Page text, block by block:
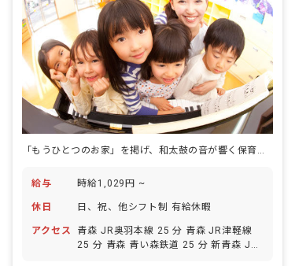
給与 時給1,029円 ~
休日 日、祝、他シフト制 有給休暇
アクセス
青森 JR奥羽本線 25 分 青森 JR津軽線
25 分 青森 青い森鉄道 25 分 新青森 JR